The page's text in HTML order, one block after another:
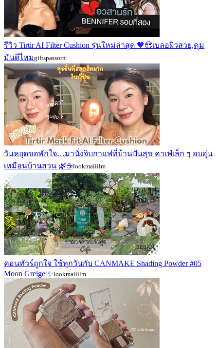
รีวิว Tirtir AI Filter Cushion รุ่นใหม่ล่าสุด 🧡😍เบลอผิวสวย,คุม
มันดีไหมgiftspassorn
วันหยุดขอพักใจ…มานั่งจิบกาแฟที่บ้านปันสุข คาเฟ่เล็ก ๆ อบอุ่น
เหมือนบ้านสวน 🌿☕lookmaiiilm
คอนทัวร์ถูกใจ ใช้ทุกวันกับ CANMAKE Shading Powder #05
Moon Greige ✨lookmaiiilm